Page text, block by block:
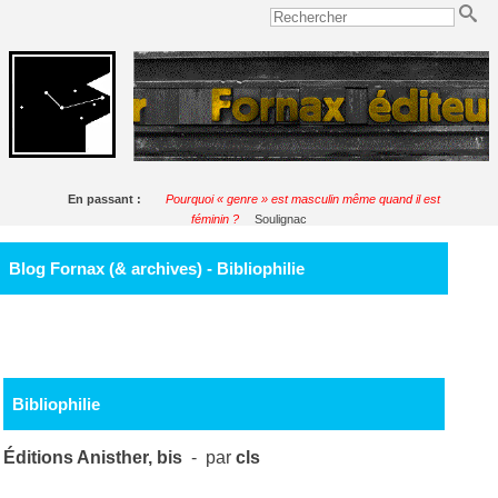
En passant :
Pourquoi « genre » est masculin même quand il est
féminin ?
Soulignac
Blog Fornax (& archives) - Bibliophilie
Bibliophilie
Éditions Anisther, bis - parcls